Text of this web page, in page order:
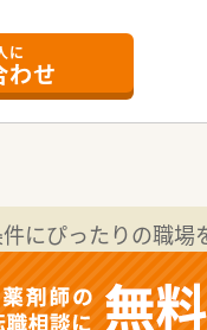
14名（男性1名・女性
です。
です。
に
わせ
にぴったりの職場